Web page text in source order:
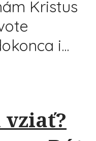
Kristus
i...
vziať?